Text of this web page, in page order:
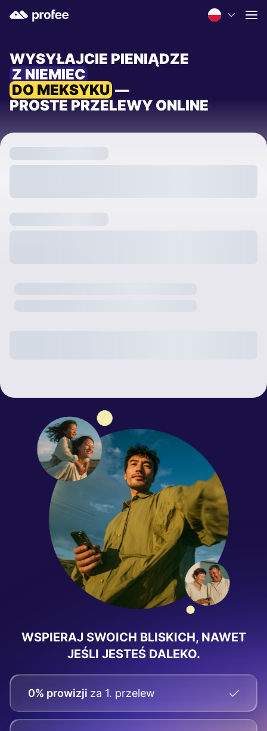
WYSYŁAJCIE PIENIĄDZE
Z NIEMIEC
DO MEKSYKU —
PROSTE PRZELEWY ONLINE
WSPIERAJ SWOICH BLISKICH, NAWET
JEŚLI JESTEŚ DALEKO.
0% prowizji za 1. przelew